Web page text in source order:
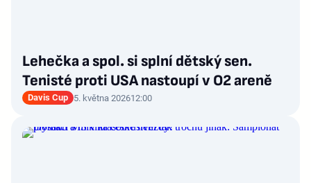
Lehečka a spol. si splní dětský sen.
Tenisté proti USA nastoupí v O2 areně
Davis Cup 5. května 202612:00